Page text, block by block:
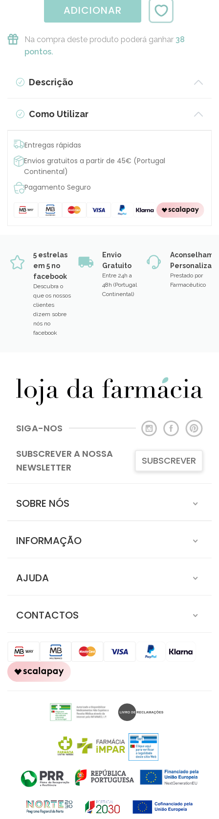
ADICIONAR
Na compra deste produto poderá ganhar 38
pontos.
Descrição
Como Utilizar
Entregas rápidas
Envios gratuitos a partir de 45€ (Portugal
Continental)
Pagamento Seguro
5 estrelas
em 5 no
facebook
Descubra o
que os nossos
clientes
dizem sobre
nós no
facebook
Envio
Gratuito
Entre 24h a
48h (Portugal
Continental)
Prestado por
Farmacêutico
SIGA-NOS
SUBSCREVER A NOSSA
NEWSLETTER
SUBSCREVER
SOBRE NÓS
INFORMAÇÃO
AJUDA
CONTACTOS